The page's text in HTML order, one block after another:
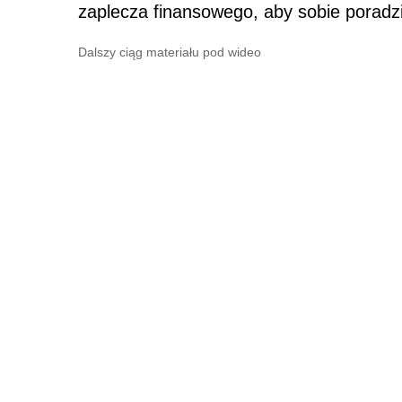
zaplecza finansowego, aby sobie
Dalszy ciąg materiału pod wideo